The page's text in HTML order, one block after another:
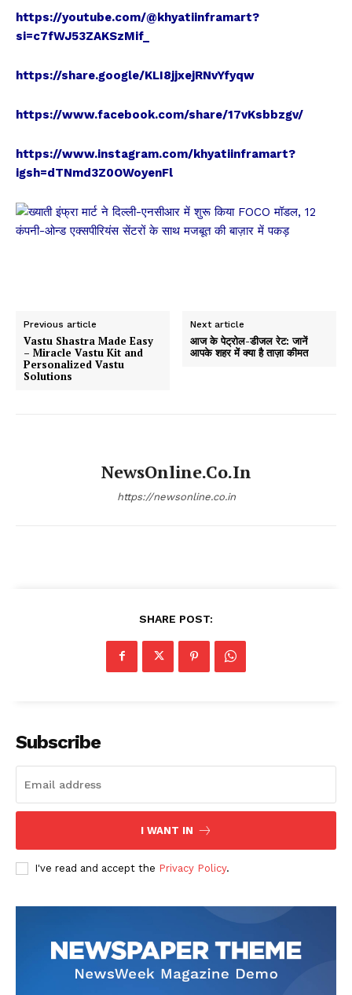
https://youtube.com/@khyatiinframart?
si=c7fWJ53ZAKSzMif_
https://share.google/KLI8jjxejRNvYfyqw
https://www.facebook.com/share/17vKsbbzgv/
https://www.instagram.com/khyatiinframart?
igsh=dTNmd3Z0OWoyenFl
Previous article
Vastu Shastra Made Easy
– Miracle Vastu Kit and
Personalized Vastu
Solutions
Next article
आज के पेट्रोल-डीजल रेट: जानें
आपके शहर में क्या है ताज़ा कीमत
NewsOnline.co.in
https://newsonline.co.in
SHARE POST:
Subscribe
I WANT IN
I've read and accept the Privacy Policy.